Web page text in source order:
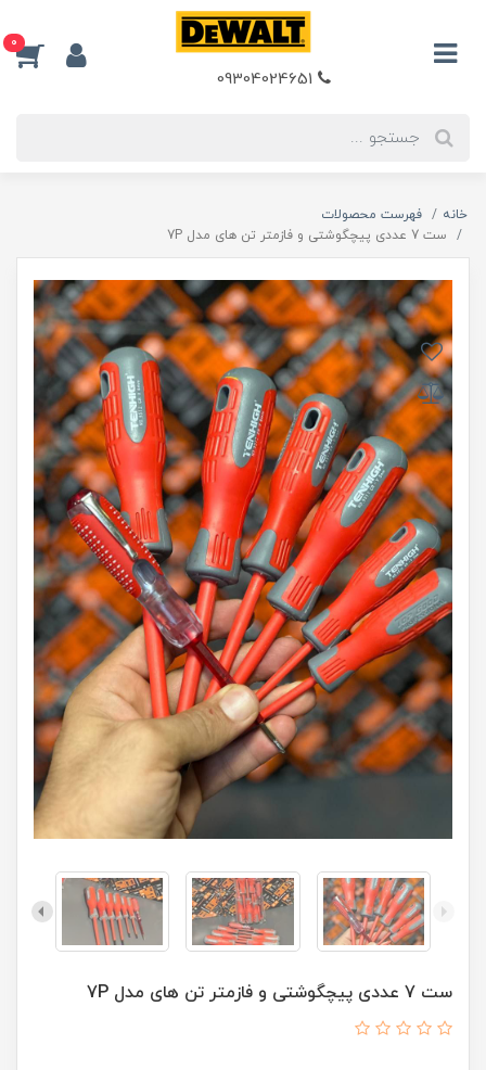
0
خانه
فهرست محصولات
ست 7 عددی پیچگوشتی و فازمتر تن های مدل 7P
ست 7 عددی پیچگوشتی و فازمتر تن های مدل 7P